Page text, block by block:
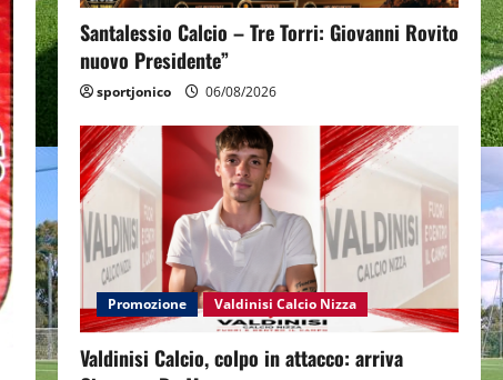
Santalessio Calcio – Tre Torri: Giovanni Rovito
nuovo Presidente”
sportjonico 06/08/2026
Promozione Valdinisi Calcio Nizza
Valdinisi Calcio, colpo in attacco: arriva